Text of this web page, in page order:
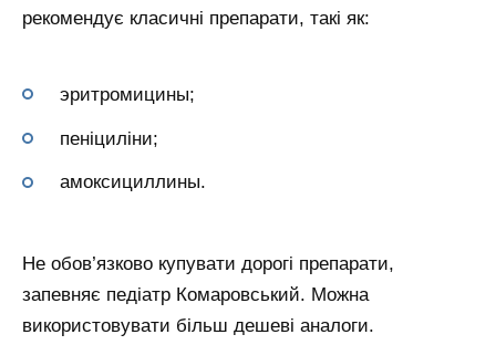
рекомендує класичні препарати, такі як:
эритромицины;
пеніциліни;
амоксициллины.
Не обов’язково купувати дорогі препарати,
запевняє педіатр Комаровський. Можна
використовувати більш дешеві аналоги.